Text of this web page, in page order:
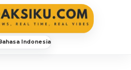
Indonesia